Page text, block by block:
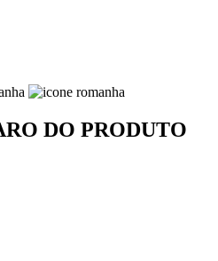
DO PRODUTO